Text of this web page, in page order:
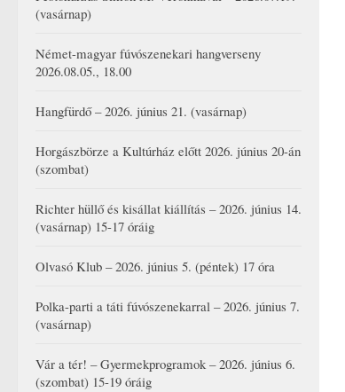
(vasárnap)
Német-magyar fúvószenekari hangverseny
2026.08.05., 18.00
Hangfürdő – 2026. június 21. (vasárnap)
Horgászbörze a Kultúrház előtt 2026. június 20-án
(szombat)
Richter hüllő és kisállat kiállítás – 2026. június 14.
(vasárnap) 15-17 óráig
Olvasó Klub – 2026. június 5. (péntek) 17 óra
Polka-parti a táti fúvószenekarral – 2026. június 7.
(vasárnap)
Vár a tér! – Gyermekprogramok – 2026. június 6.
(szombat) 15-19 óráig